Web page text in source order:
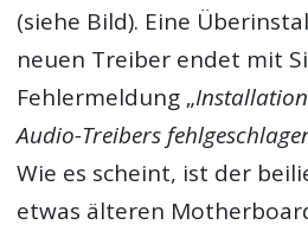
(siehe Bild). Eine
neuen Treiber endet mit
Fehlermeldung „
Audio-Treibers
Wie es scheint, ist der
etwas älteren